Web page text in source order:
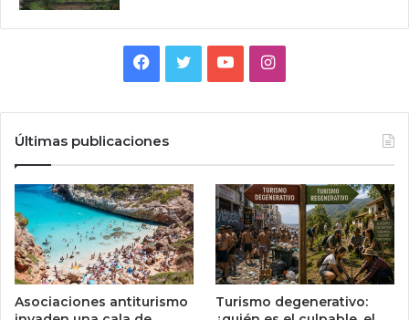
Facebook
TwitterYouTubeInstagram
Últimas publicaciones
Asociaciones antiturismo
Turismo degenerativo: